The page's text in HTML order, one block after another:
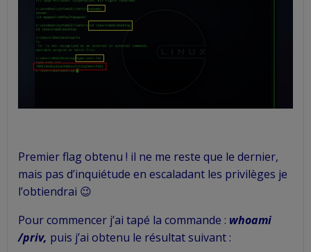
Premier flag obtenu ! il ne me reste que le dernier,
mais pas d’inquiétude en escaladant les privilèges je
l’obtiendrai 😉
Pour commencer j’ai tapé la commande : whoami
/priv, puis j’ai obtenu le résultat suivant :